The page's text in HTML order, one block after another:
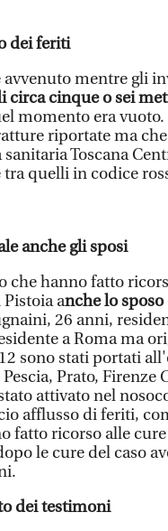
dei feriti
avvenuto mentre gli
circa cinque o sei
momento era
riportate ma
Toscana
tra quelli in codice
anche gli sposi
che hanno fatto
Pistoia anche lo sposo
26 anni,
a Roma ma
sono stati portati
Prato, Firenze
attivato nel
afflusso di feriti,
fatto ricorso alle
le cure del caso
dei testimoni